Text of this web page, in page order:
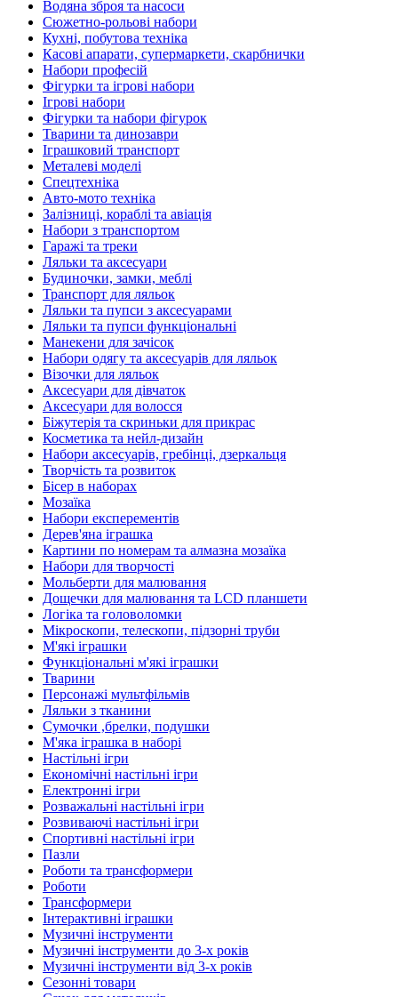
Водяна зброя та насоси
Сюжетно-рольові набори
Кухні, побутова техніка
Касові апарати, супермаркети, скарбнички
Набори професій
Фігурки та ігрові набори
Ігрові набори
Фігурки та набори фігурок
Тварини та динозаври
Іграшковий транспорт
Металеві моделі
Спецтехніка
Авто-мото техніка
Залізниці, кораблі та авіація
Набори з транспортом
Гаражі та треки
Ляльки та аксесуари
Будиночки, замки, меблі
Транспорт для ляльок
Ляльки та пупси з аксесуарами
Ляльки та пупси функціональні
Манекени для зачісок
Набори одягу та аксесуарів для ляльок
Візочки для ляльок
Аксесуари для дівчаток
Аксесуари для волосся
Біжутерія та скриньки для прикрас
Косметика та нейл-дизайн
Набори аксесуарів, гребінці, дзеркальця
Творчість та розвиток
Бісер в наборах
Мозаїка
Набори експерементів
Дерев'яна іграшка
Картини по номерам та алмазна мозаїка
Набори для творчості
Мольберти для малювання
Дощечки для малювання та LCD планшети
Логіка та головоломки
Мікроскопи, телескопи, підзорні труби
М'які іграшки
Функціональні м'які іграшки
Тварини
Персонажі мультфільмів
Ляльки з тканини
Сумочки ,брелки, подушки
М'яка іграшка в наборі
Настільні ігри
Економічні настільні ігри
Електронні ігри
Розважальні настільні ігри
Розвиваючі настільні ігри
Спортивні настільні ігри
Пазли
Роботи та трансформери
Роботи
Трансформери
Інтерактивні іграшки
Музичні інструменти
Музичні інструменти до 3-х років
Музичні інструменти від 3-х років
Сезонні товари